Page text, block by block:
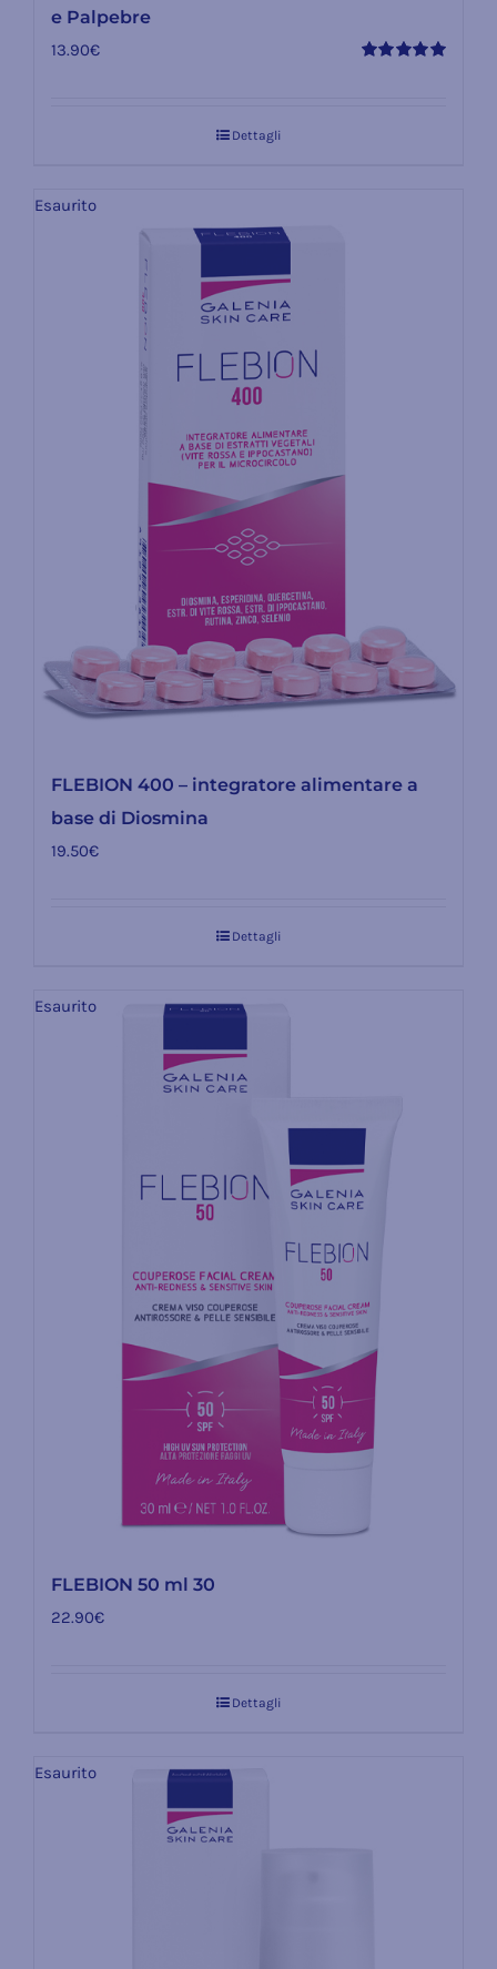
e Palpebre
13.90€
Dettagli
Esaurito
FLEBION 400 – integratore alimentare a
base di Diosmina
19.50€
Dettagli
Esaurito
FLEBION 50 ml 30
22.90€
Dettagli
Esaurito